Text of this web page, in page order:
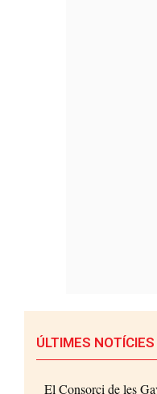
ÚLTIMES
El Consorci de les